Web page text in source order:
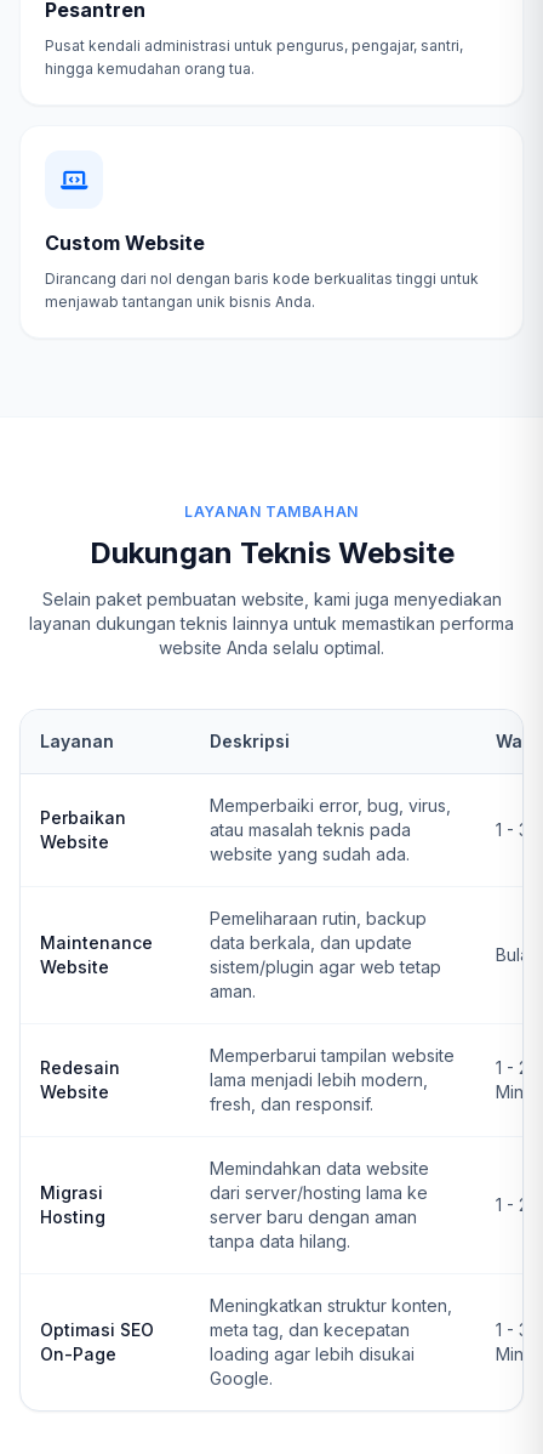
Pesantren
Pusat kendali administrasi untuk pengurus, pengajar, santri,
hingga kemudahan orang tua.
Custom Website
Dirancang dari nol dengan baris kode berkualitas tinggi untuk
menjawab tantangan unik bisnis Anda.
LAYANAN TAMBAHAN
Dukungan Teknis Website
Selain paket pembuatan website, kami juga menyediakan
layanan dukungan teknis lainnya untuk memastikan performa
website Anda selalu optimal.
Layanan Deskripsi
Perbaikan
Website
Memperbaiki error, bug, virus,
atau masalah teknis pada
website yang sudah ada.
1 - 3
Maintenance
Website
Pemeliharaan rutin, backup
data berkala, dan update
sistem/plugin agar web tetap
aman.
Redesain
Website
Memperbarui tampilan website
lama menjadi lebih modern,
fresh, dan responsif.
1 - 2
Migrasi
Hosting
Memindahkan data website
dari server/hosting lama ke
server baru dengan aman
tanpa data hilang.
1 - 2
Optimasi SEO
On-Page
Meningkatkan struktur konten,
meta tag, dan kecepatan
loading agar lebih disukai
Google.
1 - 3